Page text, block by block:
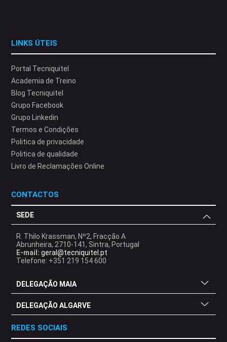
LINKS ÚTEIS
Portal Tecniquitel
Academia de Treino
Blog Tecniquitel
Grupo Facebook
Grupo Linkedin
Termos e Condições
Politica de privacidade
Politica de qualidade
Livro de Reclamações Online
CONTACTOS
SEDE
R. Thilo Krassman, Nº2, Fracção A
Abrunheira, 2710-141, Sintra, Portugal
E-mail: geral@tecniquitel.pt
Telefone: +351 219 154 600
DELEGAÇÃO MAIA
DELEGAÇÃO ALGARVE
REDES SOCIAIS